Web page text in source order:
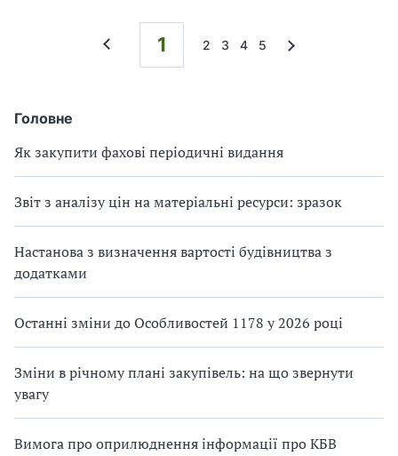
Головне
Як закупити фахові періодичні видання
Звіт з аналізу цін на матеріальні ресурси: зразок
Настанова з визначення вартості будівництва з
додатками
Останні зміни до Особливостей 1178 у 2026 році
Зміни в річному плані закупівель: на що звернути
увагу
Вимога про оприлюднення інформації про КБВ
1 2 3 4 5